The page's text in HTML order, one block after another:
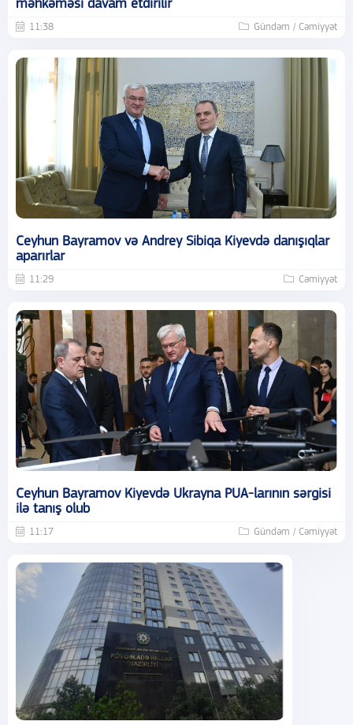
məhkəməsi davam etdirilir
11:38 Gündəm / Cəmiyyət
Ceyhun Bayramov və Andrey Sibiqa Kiyevdə danışıqlar
aparırlar
11:29 Cəmiyyət
Ceyhun Bayramov Kiyevdə Ukrayna PUA-larının sərgisi
ilə tanış olub
11:17 Gündəm / Cəmiyyət